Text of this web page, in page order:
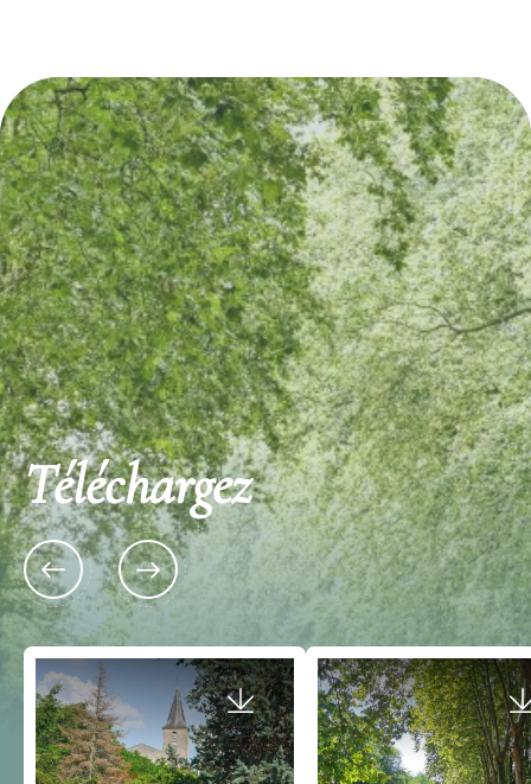
Découvrez également
Place de la République 33540 SAUVETERRE-
DE-GUYENNE
Tèrra Aventura à Sauveterre-de-
Guyenne : "Lou qui a pas passat"
Tèrra Aventura à Sauveterre-de-Guyenne : “Lou
qui a pas passat” Téléchargez gratuitement
l’application Tèrra Aventura sur smartphone et…
Gratuit
Sallebruneau 33760
Commanderie de
Au cœur de l'Entre-deux-
entre Rauzan et Sauveterre-
dresse la commanderie de
est…
Gratuit
Téléchargez